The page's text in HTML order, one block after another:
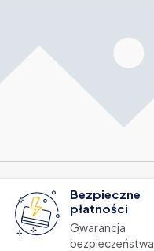
Bezpieczne
płatności
Gwarancja
bezpieczeństwa